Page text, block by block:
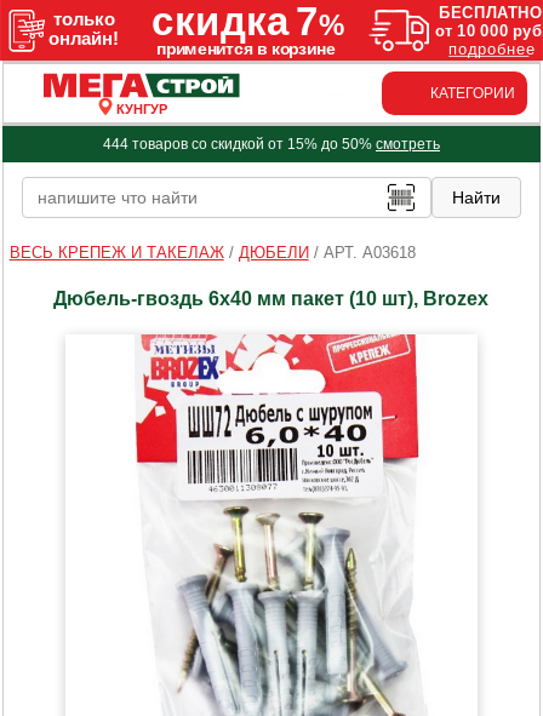
КУНГУР
КАТЕГОРИИ
444 товаров со скидкой от 15% до 50% смотреть
ВЕСЬ КРЕПЕЖ И ТАКЕЛАЖ/ ДЮБЕЛИ / АРТ. A03618
Дюбель-гвоздь 6х40 мм пакет (10 шт), Brozex